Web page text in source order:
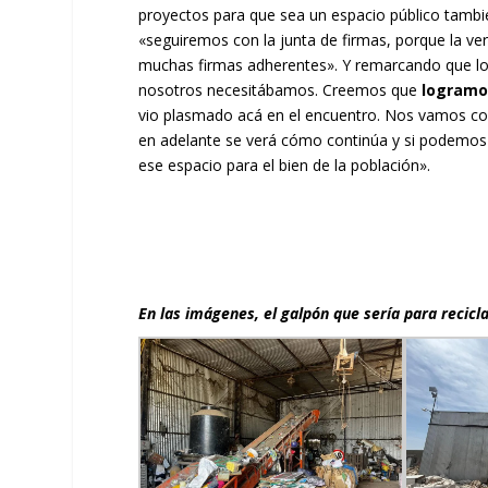
proyectos para que sea un espacio público
«seguiremos con la junta de firmas, porque la
muchas firmas adherentes». Y remarcando que
nosotros necesitábamos. Creemos que
vio plasmado acá en el encuentro. Nos vamos
en adelante se verá cómo continúa y si
ese espacio para el bien de la población».
En las imágenes, el galpón que sería para